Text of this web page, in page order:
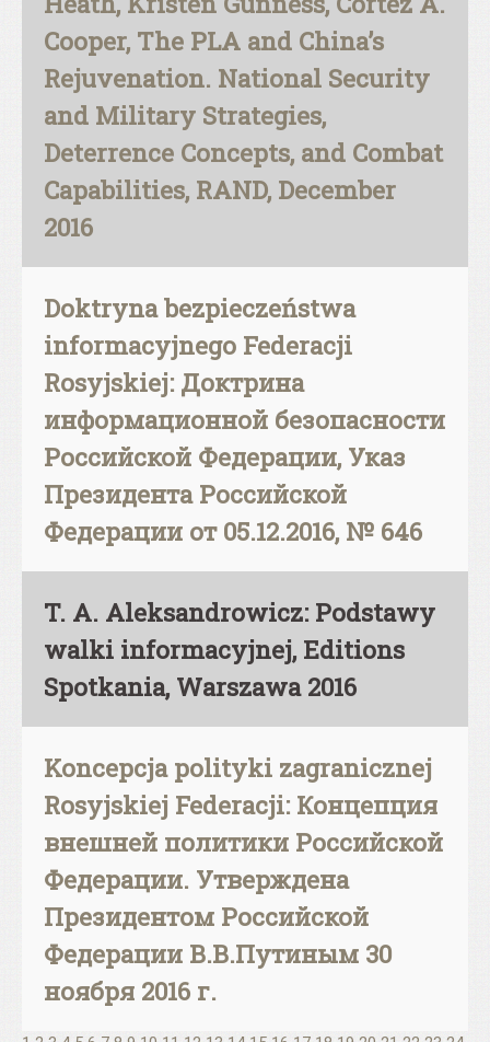
Cooper, The PLA and China’s
Rejuvenation. National Security
and Military Strategies,
Deterrence Concepts, and Combat
Capabilities, RAND, December
2016
Doktryna bezpieczeństwa
informacyjnego Federacji
Rosyjskiej: Доктринa
информационной безопасности
Российской Федерации, Указ
Президента Российской
Федерации от 05.12.2016, № 646
T. A. Aleksandrowicz: Podstawy
walki informacyjnej, Editions
Spotkania, Warszawa 2016
Koncepcja polityki zagranicznej
Rosyjskiej Federacji: Концепция
внешней политики Российской
Федерации. Утверждена
Президентом Российской
Федерации В.В.Путиным 30
ноября 2016 г.